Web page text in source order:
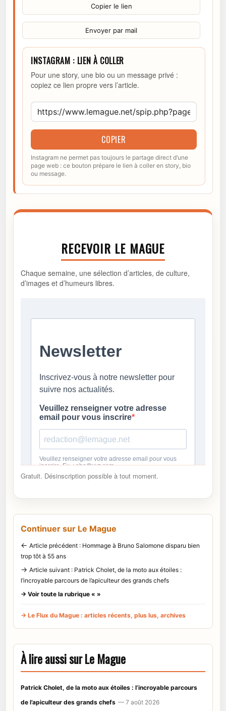
Copier le lien
Envoyer par mail
INSTAGRAM : LIEN À COLLER
Pour une story, une bio ou un message privé :
copiez ce lien propre vers l’article.
COPIER
Instagram ne permet pas toujours le partage direct d’une
page web : ce bouton prépare le lien à coller en story, bio
ou message.
RECEVOIR LE MAGUE
Chaque semaine, une sélection d’articles, de culture,
d’images et d’humeurs libres.
Gratuit. Désinscription possible à tout moment.
Continuer sur Le Mague
← Article précédent : Hommage à Bruno Salomone disparu bien
trop tôt à 55 ans
→ Article suivant : Patrick Cholet, de la moto aux étoiles :
l’incroyable parcours de l’apiculteur des grands chefs
→ Voir toute la rubrique « »
→ Le Flux du Mague : articles récents, plus lus, archives
À lire aussi sur Le Mague
Patrick Cholet, de la moto aux étoiles : l’incroyable parcours
de l’apiculteur des grands chefs — 7 août 2026